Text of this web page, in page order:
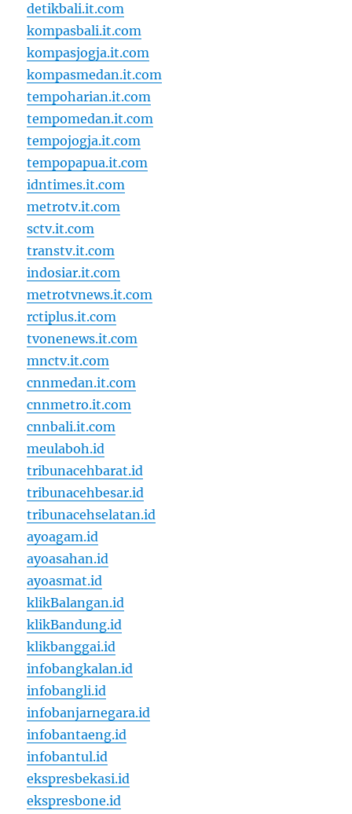
detikbali.it.com
kompasbali.it.com
kompasjogja.it.com
kompasmedan.it.com
tempoharian.it.com
tempomedan.it.com
tempojogja.it.com
tempopapua.it.com
idntimes.it.com
metrotv.it.com
sctv.it.com
transtv.it.com
indosiar.it.com
metrotvnews.it.com
rctiplus.it.com
tvonenews.it.com
mnctv.it.com
cnnmedan.it.com
cnnmetro.it.com
cnnbali.it.com
meulaboh.id
tribunacehbarat.id
tribunacehbesar.id
tribunacehselatan.id
ayoagam.id
ayoasahan.id
ayoasmat.id
klikBalangan.id
klikBandung.id
klikbanggai.id
infobangkalan.id
infobangli.id
infobanjarnegara.id
infobantaeng.id
infobantul.id
ekspresbekasi.id
ekspresbone.id